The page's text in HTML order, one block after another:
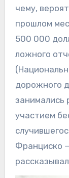
чему,
прошлом
500 000
ложного
дорожного
занимались
участием
Франциско